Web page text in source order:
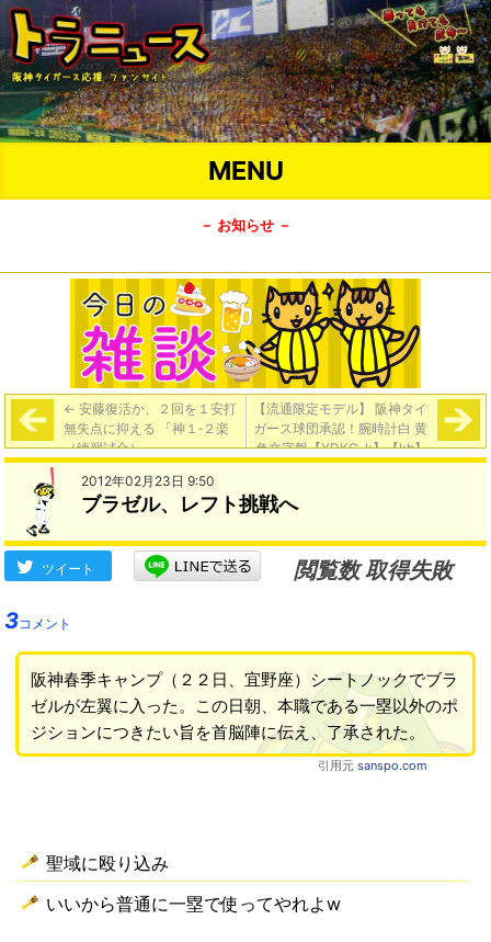
MENU
－ お知らせ －
← 安藤復活か、２回を１安打
無失点に抑える 「神１‐２楽
（練習試合）」
【流通限定モデル】 阪神タイ
ガース球団承認！腕時計白 黄
色文字盤【YDKG-k】【kb】
→
2012年02月23日 9:50
ブラゼル、レフト挑戦へ
ツイート
閲覧数 取得失敗
3コメント
阪神春季キャンプ（２２日、宜野座）シートノックでブラ
ゼルが左翼に入った。この日朝、本職である一塁以外のポ
ジションにつきたい旨を首脳陣に伝え、了承された。
引用元 sanspo.com
聖域に殴り込み
いいから普通に一塁で使ってやれよw